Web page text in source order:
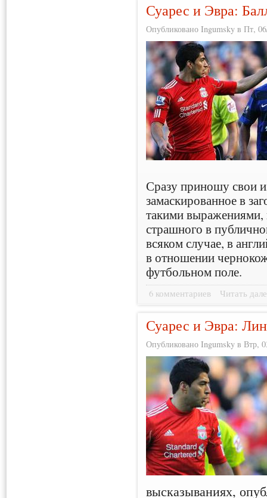
Суарес и Эвра:
Опубликовано Ingumsky в Пт,
Сразу приношу свои
замаскированное в
такими выражениями,
страшного в
всяком случае, в
в отношении
футбольном поле.
6 комментариев Читать
Суарес и Эвра:
Опубликовано Ingumsky в Втр,
высказываниях,